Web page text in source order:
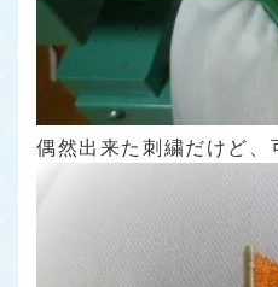
偶然出来た刺繍だけど、